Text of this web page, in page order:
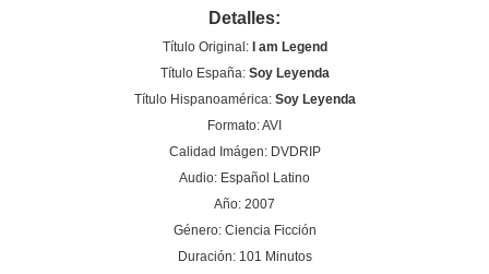
Detalles:
Título Original:
I am Legend
Título España:Soy Leyenda
Título Hispanoamérica: Soy Leyenda
Formato: AVI
Calidad Imágen: DVDRIP
Audio: Español Latino
Año: 2007
Género: Ciencia Ficción
Duración: 101 Minutos